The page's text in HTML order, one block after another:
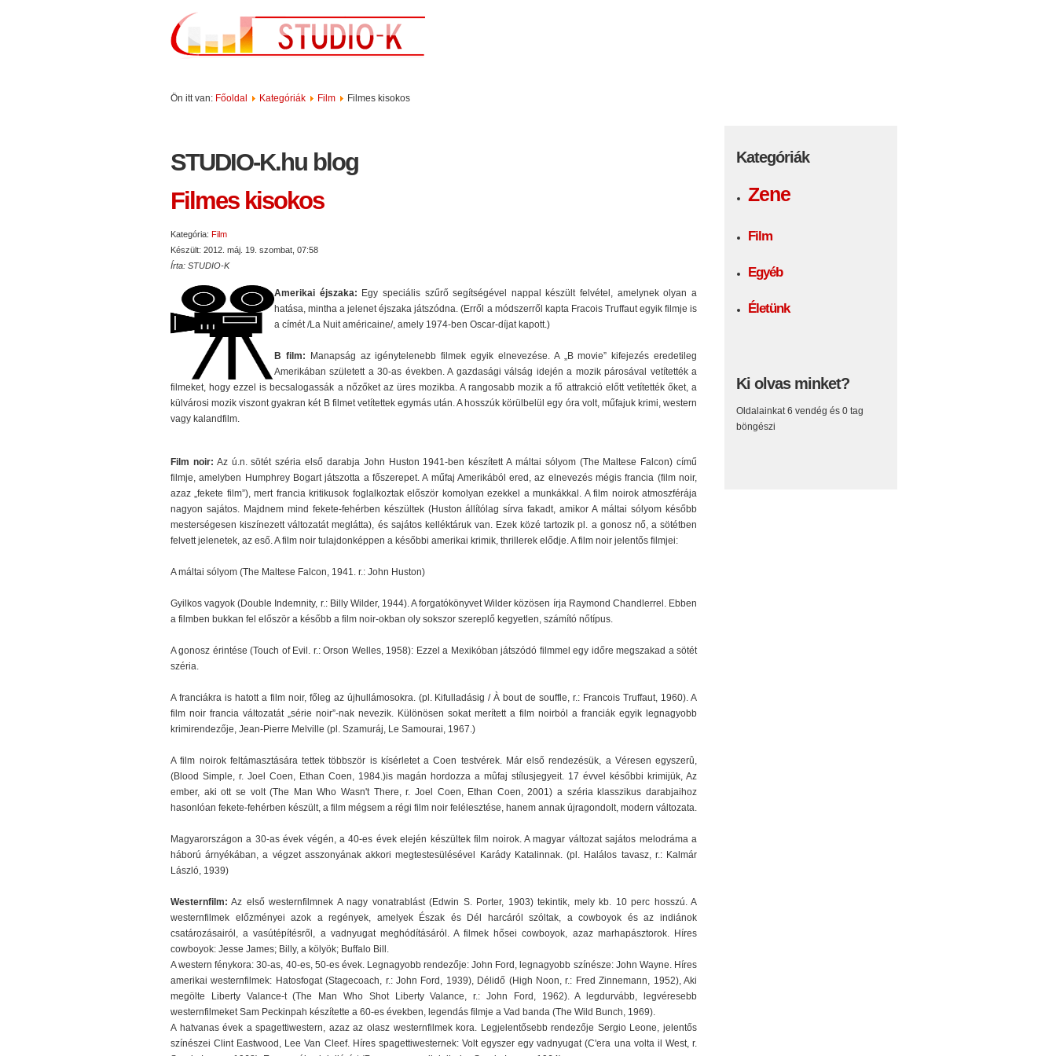
Ön itt van: Főoldal Kategóriák Film Filmes kisokos
STUDIO-K.hu blog
Filmes kisokos
Kategória: Film
Készült: 2012. máj. 19. szombat, 07:58
Írta: STUDIO-K
Amerikai éjszaka: Egy speciális szűrő segítségével nappal készült felvétel, amelynek olyan a
hatása, mintha a jelenet éjszaka játszódna. (Erről a módszerről kapta Fracois Truffaut egyik filmje is
a címét /La Nuit américaine/, amely 1974-ben Oscar-díjat kapott.)
B film: Manapság az igénytelenebb filmek egyik elnevezése. A „B movie” kifejezés eredetileg
Amerikában született a 30-as években. A gazdasági válság idején a mozik párosával vetítették a
filmeket, hogy ezzel is becsalogassák a nőzőket az üres mozikba. A rangosabb mozik a fő attrakció előtt vetítették őket, a
külvárosi mozik viszont gyakran két B filmet vetítettek egymás után. A hosszúk körülbelül egy óra volt, műfajuk krimi, western
vagy kalandfilm.
Film noir: Az ú.n. sötét széria első darabja John Huston 1941-ben készített A máltai sólyom (The Maltese Falcon) című
filmje, amelyben Humphrey Bogart játszotta a főszerepet. A műfaj Amerikából ered, az elnevezés mégis francia (film noir,
azaz „fekete film”), mert francia kritikusok foglalkoztak először komolyan ezekkel a munkákkal. A film noirok atmoszférája
nagyon sajátos. Majdnem mind fekete-fehérben készültek (Huston állítólag sírva fakadt, amikor A máltai sólyom később
mesterségesen kiszínezett változatát meglátta), és sajátos kelléktáruk van. Ezek közé tartozik pl. a gonosz nő, a sötétben
felvett jelenetek, az eső. A film noir tulajdonképpen a későbbi amerikai krimik, thrillerek elődje. A film noir jelentős filmjei:
A máltai sólyom (The Maltese Falcon, 1941. r.: John Huston)
Gyilkos vagyok (Double Indemnity, r.: Billy Wilder, 1944). A forgatókönyvet Wilder közösen írja Raymond Chandlerrel. Ebben
a filmben bukkan fel először a később a film noir-okban oly sokszor szereplő kegyetlen, számító nőtípus.
A gonosz érintése (Touch of Evil. r.: Orson Welles, 1958): Ezzel a Mexikóban játszódó filmmel egy időre megszakad a sötét
széria.
A franciákra is hatott a film noir, főleg az újhullámosokra. (pl. Kifulladásig / À bout de souffle, r.: Francois Truffaut, 1960). A
film noir francia változatát „série noir”-nak nevezik. Különösen sokat merített a film noirból a franciák egyik legnagyobb
krimirendezője, Jean-Pierre Melville (pl. Szamuráj, Le Samourai, 1967.)
A film noirok feltámasztására tettek többször is kísérletet a Coen testvérek. Már első rendezésük, a Véresen egyszerû,
(Blood Simple, r. Joel Coen, Ethan Coen, 1984.)is magán hordozza a mûfaj stílusjegyeit. 17 évvel későbbi krimijük, Az
ember, aki ott se volt (The Man Who Wasn't There, r. Joel Coen, Ethan Coen, 2001) a széria klasszikus darabjaihoz
hasonlóan fekete-fehérben készült, a film mégsem a régi film noir felélesztése, hanem annak újragondolt, modern változata.
Magyarországon a 30-as évek végén, a 40-es évek elején készültek film noirok. A magyar változat sajátos melodráma a
háború árnyékában, a végzet asszonyának akkori megtestesülésével Karády Katalinnak. (pl. Halálos tavasz, r.: Kalmár
László, 1939)
Westernfilm: Az első westernfilmnek A nagy vonatrablást (Edwin S. Porter, 1903) tekintik, mely kb. 10 perc hosszú. A
westernfilmek előzményei azok a regények, amelyek Észak és Dél harcáról szóltak, a cowboyok és az indiánok
csatározásairól, a vasútépítésről, a vadnyugat meghódításáról. A filmek hősei cowboyok, azaz marhapásztorok. Híres
cowboyok: Jesse James; Billy, a kölyök; Buffalo Bill.
A western fénykora: 30-as, 40-es, 50-es évek. Legnagyobb rendezője: John Ford, legnagyobb színésze: John Wayne. Híres
amerikai westernfilmek: Hatosfogat (Stagecoach, r.: John Ford, 1939), Délidő (High Noon, r.: Fred Zinnemann, 1952), Aki
megölte Liberty Valance-t (The Man Who Shot Liberty Valance, r.: John Ford, 1962). A legdurvább, legvéresebb
westernfilmeket Sam Peckinpah készítette a 60-es években, legendás filmje a Vad banda (The Wild Bunch, 1969).
A hatvanas évek a spagettiwestern, azaz az olasz westernfilmek kora. Legjelentősebb rendezője Sergio Leone, jelentős
színészei Clint Eastwood, Lee Van Cleef. Híres spagettiwesternek: Volt egyszer egy vadnyugat (C'era una volta il West, r.
Kategóriák
Zene
Film
Egyéb
Életünk
Ki olvas minket?
Oldalainkat 6 vendég és 0 tag
böngészi